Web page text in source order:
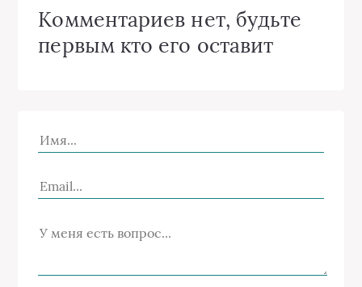
Комментариев нет, будьте
первым кто его оставит